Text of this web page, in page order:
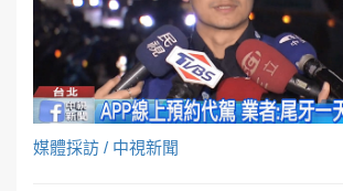
媒體採訪 / 中視新聞